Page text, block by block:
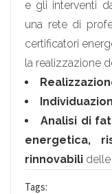
e gli interventi
una rete di
certificatori
la realizzazione
Analisi di
energetica,
rinnovabili
Tags: